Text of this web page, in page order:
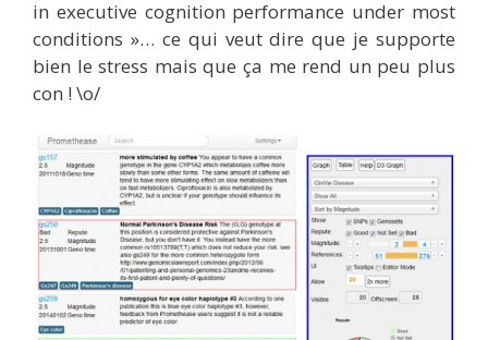
in executive cognition performance under most
conditions »… ce qui veut dire que je supporte
bien le stress mais que ça me rend un peu plus
con ! \o/